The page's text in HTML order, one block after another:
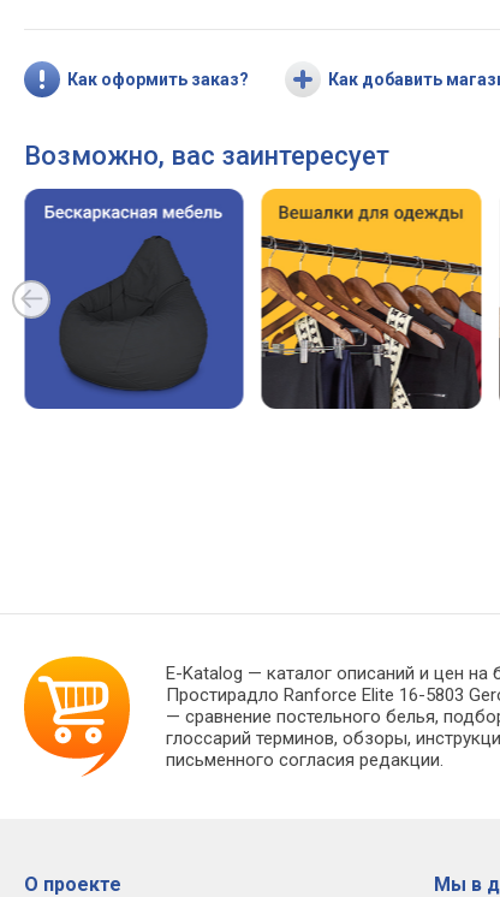
Как оформить заказ? Как добавить
Возможно, вас заинтересует
E-Katalog — каталог описаний и цен
Простирадло Ranforce Elite 16-5803
— сравнение постельного белья,
глоссарий терминов, обзоры,
письменного согласия редакции.
О проекте Мы в